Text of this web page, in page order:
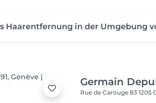
Haarentfernung in der Umgebung
Germain
Rue de Carouge 831205